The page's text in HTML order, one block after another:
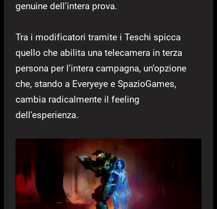
genuine dell’intera prova.
Tra i modificatori tramite i Teschi spicca
quello che abilita una telecamera in terza
persona per l’intera campagna, un’opzione
che, stando a Everyeye e SpazioGames,
cambia radicalmente il feeling
dell’esperienza.